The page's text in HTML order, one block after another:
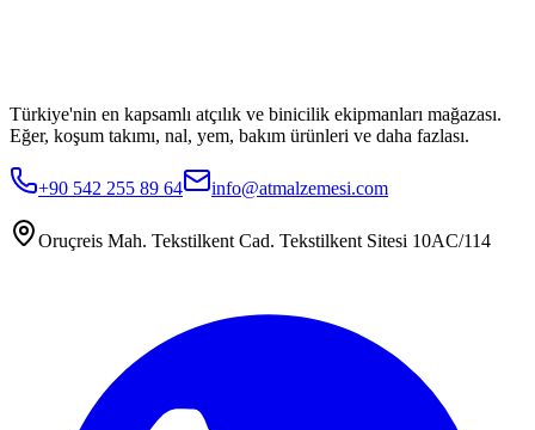
Türkiye'nin en kapsamlı atçılık ve binicilik ekipmanları mağazası.
Eğer, koşum takımı, nal, yem, bakım ürünleri ve daha fazlası.
+90 542 255 89 64 info@atmalzemesi.com
Oruçreis Mah. Tekstilkent Cad. Tekstilkent Sitesi 10AC/114